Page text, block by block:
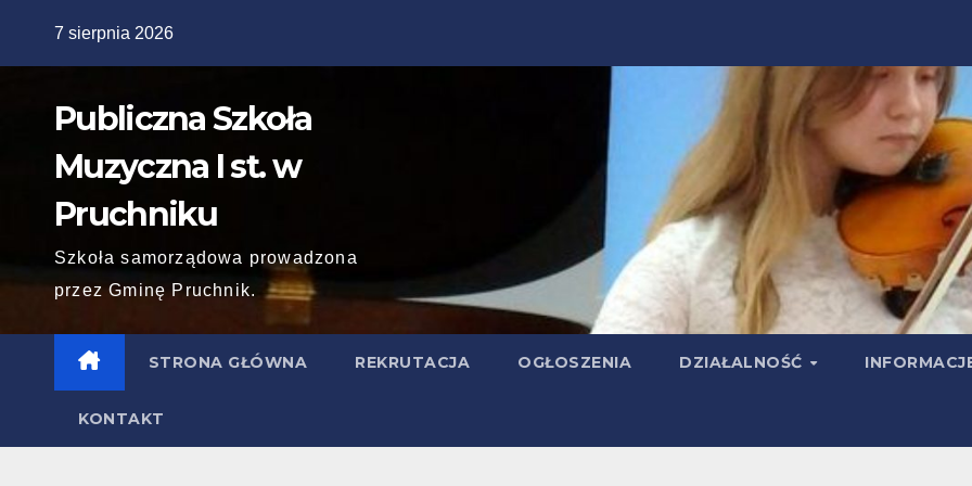
7 sierpnia 2026
Publiczna Szkoła
Muzyczna I st. w
Pruchniku
Szkoła samorządowa prowadzona
przez Gminę Pruchnik.
STRONA GŁÓWNA REKRUTACJA OGŁOSZENIA DZIAŁALNOŚĆ
KONTAKT